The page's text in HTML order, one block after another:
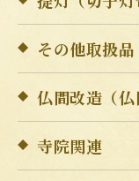
その他取扱品
仏間改造（仏
寺院関連